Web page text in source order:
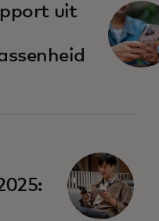
uit